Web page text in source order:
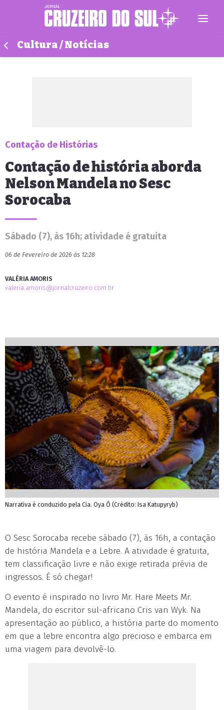
Cultura / Notícias
Contação de Histórias
Contação de história aborda
Nelson Mandela no Sesc
Sorocaba
Sábado (7), às 16h; atividade é gratuita
06 de Fevereiro de 2026 às 12:28
VALÉRIA AMORIS
valeria.amoris@jornalcruzeiro.com.br
Narrativa é conduzido pela Cia. Oya Ô (Crédito: Isa Katupyryb)
O Sesc Sorocaba recebe sábado (7), às 16h, a contação
de história Mandela e a Lebre. A atividade é gratuita,
tem classificação livre e não exige retirada prévia de
ingressos. É só chegar!
O evento é inspirado no livro Mr. Hare Meets Mr.
Mandela, do escritor sul-africano Cris van Wyk. Na
apresentação ao público, a história parte do momento
em que a lebre encontra algo precioso e embarca em
uma viagem para devolvê-lo.